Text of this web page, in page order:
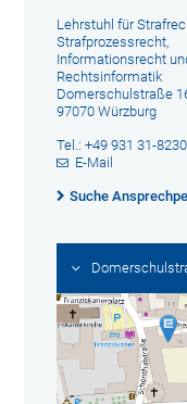
Lehrstuhl für
Strafprozessrecht,
Informationsrecht
Rechtsinformatik
Domerschulstraße
97070 Würzburg
Tel.: +49 931 31-
E-Mail
Suche